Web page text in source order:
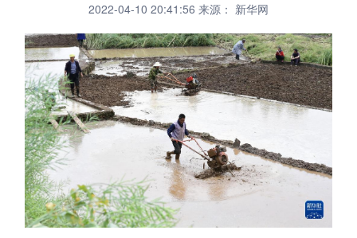
财经 网评
台湾 思客智库 全球连线 教育
科技 科创 量子 体育
文化 书画 健康 军事
访谈 图片
法律 中央文件 金融 汽车
食品 人居 数字经济
2022-04-10 20:41:56 来源： 新华网